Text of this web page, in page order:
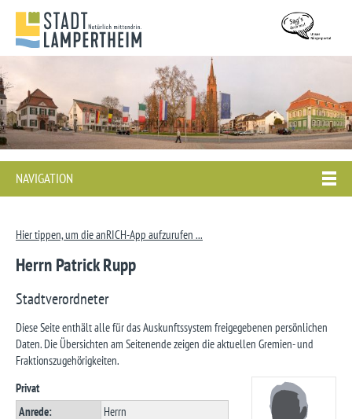
NAVIGATION
Hier tippen, um die anRICH-App aufzurufen ...
Herrn Patrick Rupp
Stadtverordneter
Diese Seite enthält alle für das Auskunftssystem freigegebenen persönlichen
Daten. Die Übersichten am Seitenende zeigen die aktuellen Gremien- und
Fraktionszugehörigkeiten.
Privat
Anrede:
Herrn